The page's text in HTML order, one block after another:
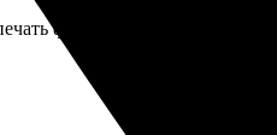
фото 30х40, и все прошло